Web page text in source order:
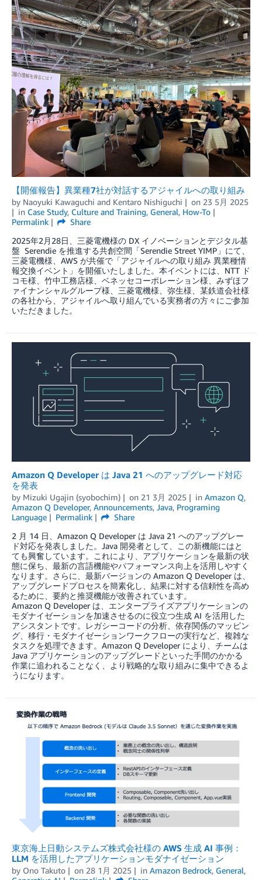
【開催報告】異業種7社が対話するアジャイルへの取り組み
by Naoyuki Kawaguchi and Kentaro Nishiguchi on 23 5月 2025
in Case Study, Culture and Training, General, How-To
Permalink
Share
2025年2月28日、三菱電機様の DX イノベーションとデジタル基
盤 Serendie を推進する共創空間「Serendie Street YIMP」にて、
三菱電機様、AWS が共催で「アジャイルへの取り組み 異業種情
報交換イベント」を開催いたしました。本イベントには、NTT ド
コモ様、竹中工務店様、ベネッセコーポレーション様、みずほフ
ァイナンシャルグループ様、三菱電機様、弥生様、某鉄道会社様
の各社から、アジャイルへ取り組んでいる実務者の方々にご参加
いただきました。
Amazon Q Developer は Java 21 へのアップグレード対応
を発表
by Mizuki Ugajin (syobochim) on 21 3月 2025 in Amazon Q,
Amazon Q Developer, Announcements, Java, Programing
Language
Permalink
Share
2 月 14 日、Amazon Q Developer は Java 21 へのアップグレー
ド対応を発表しました。Java 開発者として、この新機能にはと
ても興奮しています。これにより、アプリケーションを最新の状
態に保ち、最新の言語機能やパフォーマンス向上を活用しやすく
なります。さらに、最新バージョンの Amazon Q Developer は、
アップグレードプロセスを簡素化し、結果に対する信頼性を高め
るために、要約と推奨機能が改善されています。
Amazon Q Developer は、エンタープライズアプリケーションの
モダナイゼーションを加速させるのに役立つ生成 AI を活用した
アシスタントです。レガシーコードの分析、依存関係のマッピン
グ、移行・モダナイゼーションワークフローの実行など、複雑な
タスクを処理できます。Amazon Q Developer により、チームは
Java アプリケーションのアップグレードといった手間のかかる
作業に追われることなく、より戦略的な取り組みに集中できるよ
うになります。
東京海上日動システムズ株式会社様の AWS 生成 AI 事例：
LLM を活用したアプリケーションモダナイゼーション
by Ono Takuto on 28 1月 2025 in Amazon Bedrock, General,